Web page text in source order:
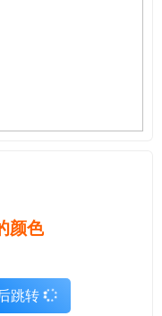
颜色
跳转